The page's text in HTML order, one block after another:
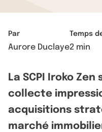
Par
Aurore Duclaye
Temps
2 min
La SCPI Iroko
collecte
acquisitions
marché